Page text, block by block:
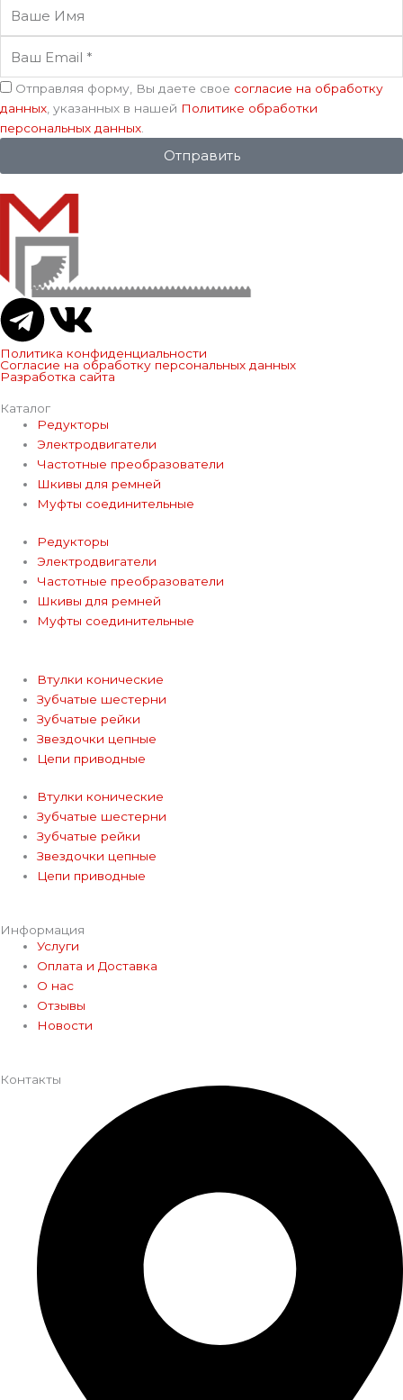
Имя
Email
Соглашение
Отправляя форму, Вы даете свое согласие на обработку
данных , указанных в нашей Политике обработки
персональных данных
Отправить
T
e
l
e
g
r
a
m
V
k
Политика конфиденциальности
Согласие на обработку персональных данных
Разработка сайта
Каталог
Редукторы
Электродвигатели
Частотные преобразователи
Шкивы для ремней
Муфты соединительные
Редукторы
Электродвигатели
Частотные преобразователи
Шкивы для ремней
Муфты соединительные
Втулки конические
Зубчатые шестерни
Зубчатые рейки
Звездочки цепные
Цепи приводные
Втулки конические
Зубчатые шестерни
Зубчатые рейки
Звездочки цепные
Цепи приводные
Информация
Услуги
Оплата и Доставка
О нас
Отзывы
Новости
Контакты